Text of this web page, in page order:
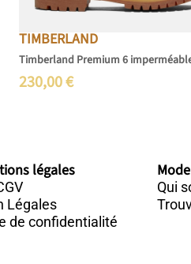
TIMBERLAND
Timberland Premium 6
230,00€
légales
Légales
de confidentialité
Qui